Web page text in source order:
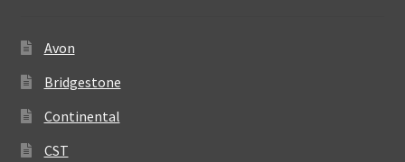
Avon
Bridgestone
Continental
CST